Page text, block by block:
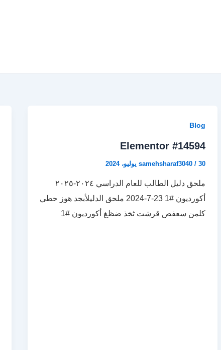
Blog
Elementor #14594
samehsharaf3040/30 يوليو، 2024
ملحق دليل الطالب للعام الدراسي ٢٠٢٤-٢٠٢٥
أكورديون #1 23-7-2024 ملحق الدليلأبجد هوز حطي
كلمن سعفص قرشت ثخذ ضظغ أكورديون #1